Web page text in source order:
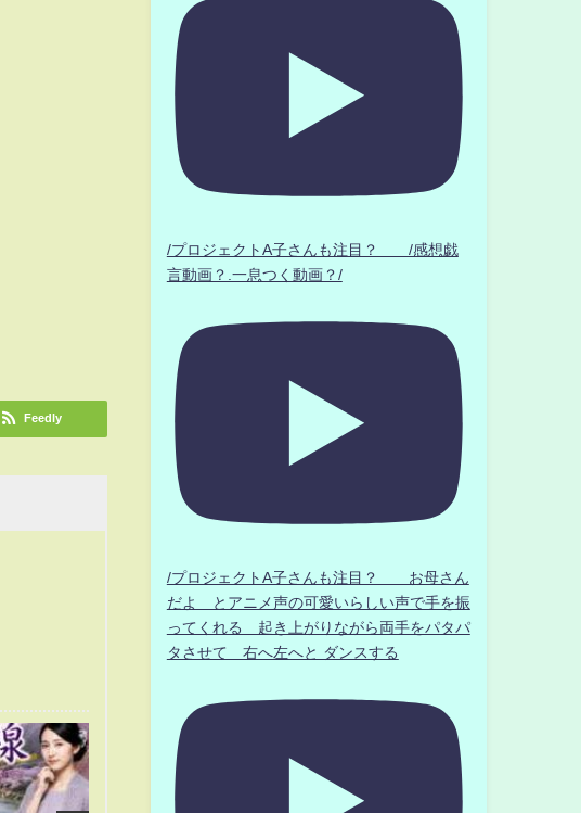
Feedly
/プロジェクトA子さんも注目？ /感想戯
言動画？.一息つく動画？/
/プロジェクトA子さんも注目？ お母さん
だよ とアニメ声の可愛いらしい声で手を振
ってくれる 起き上がりながら両手をパタパ
タさせて 右へ左へと ダンスする